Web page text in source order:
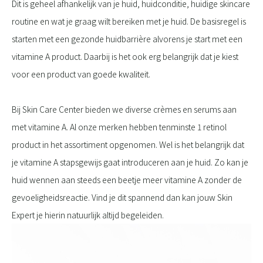
Dit is geheel afhankelijk van je huid, huidconditie, huidige skincare
routine en wat je graag wilt bereiken met je huid. De basisregel is
starten met een gezonde huidbarrière alvorens je start met een
vitamine A product. Daarbij is het ook erg belangrijk dat je kiest
voor een product van goede kwaliteit.
Bij Skin Care Center bieden we diverse crèmes en serums aan
met vitamine A. Al onze merken hebben tenminste 1 retinol
product in het assortiment opgenomen. Wel is het belangrijk dat
je vitamine A stapsgewijs gaat introduceren aan je huid. Zo kan je
huid wennen aan steeds een beetje meer vitamine A zonder de
gevoeligheidsreactie. Vind je dit spannend dan kan jouw Skin
Expert je hierin natuurlijk altijd begeleiden.